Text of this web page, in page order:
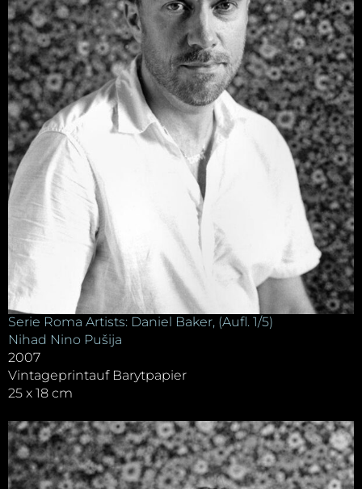
Serie Roma Artists: Daniel Baker, (Aufl. 1/5)
Nihad Nino Pušija
2007
Vintageprintauf Barytpapier
25 x 18 cm